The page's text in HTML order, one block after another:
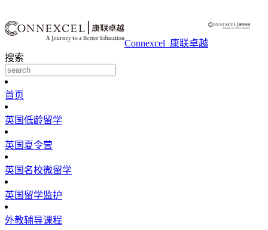
Connexcel_康联卓越
搜索
首页
英国低龄留学
英国夏令营
英国名校微留学
英国留学监护
外教辅导课程